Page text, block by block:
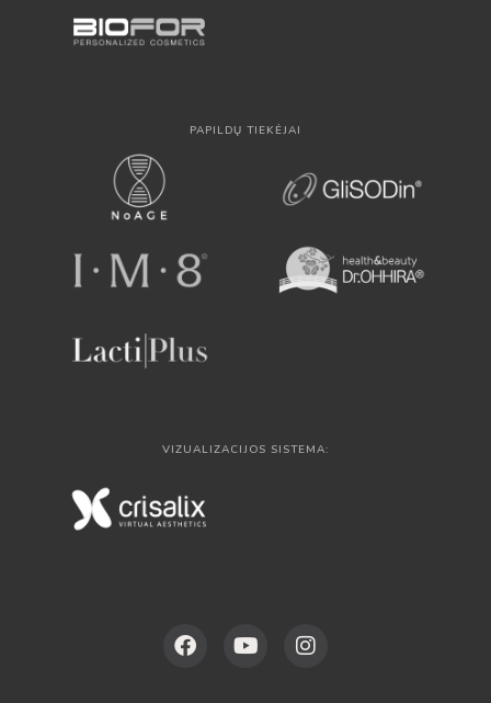
PAPILDŲ TIEKĖJAI
VIZUALIZACIJOS SISTEMA: